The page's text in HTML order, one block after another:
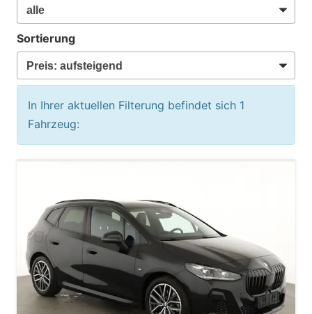
Sortierung
In Ihrer aktuellen Filterung befindet sich 1
Fahrzeug: